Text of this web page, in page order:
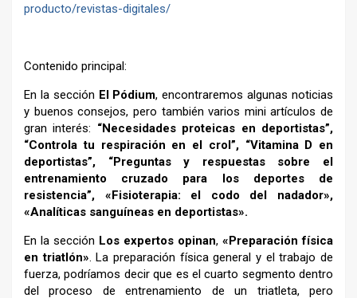
producto/revistas-digitales/
Contenido principal:
En la sección El Pódium, encontraremos algunas noticias
y buenos consejos, pero también varios mini artículos de
gran interés: “Necesidades proteicas en deportistas”,
“Controla tu respiración en el crol”, “Vitamina D en
deportistas”, “Preguntas y respuestas sobre el
entrenamiento cruzado para los deportes de
resistencia”, «Fisioterapia: el codo del nadador»,
«Analíticas sanguíneas en deportistas».
En la sección Los expertos opinan, «Preparación física
en triatlón». La preparación física general y el trabajo de
fuerza, podríamos decir que es el cuarto segmento dentro
del proceso de entrenamiento de un triatleta, pero